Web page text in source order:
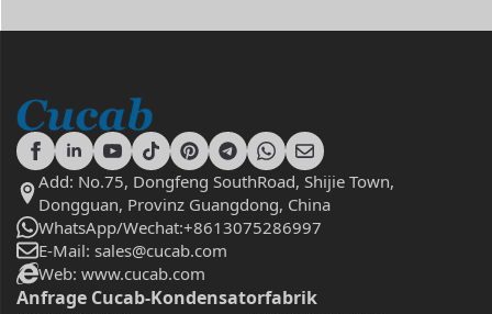
Add: No.75, Dongfeng SouthRoad, Shijie Town,
Dongguan, Provinz Guangdong, China
WhatsApp/Wechat:+8613075286997
E-Mail: sales@cucab.com
Web: www.cucab.com
Anfrage Cucab-Kondensatorfabrik